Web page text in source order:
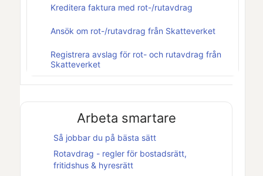
Kreditera faktura med rot-/rutavdrag
Ansök om rot-/rutavdrag från Skatteverket
Registrera avslag för rot- och rutavdrag från
Skatteverket
Arbeta smartare
Så jobbar du på bästa sätt
Rotavdrag - regler för bostadsrätt,
fritidshus & hyresrätt